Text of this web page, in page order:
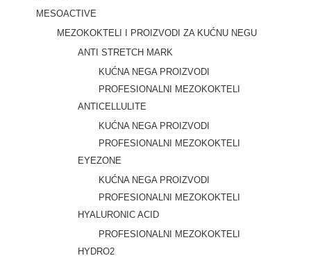
MESOACTIVE
MEZOKOKTELI I PROIZVODI ZA KUĆNU NEGU
ANTI STRETCH MARK
KUĆNA NEGA PROIZVODI
PROFESIONALNI MEZOKOKTELI
ANTICELLULITE
KUĆNA NEGA PROIZVODI
PROFESIONALNI MEZOKOKTELI
EYEZONE
KUĆNA NEGA PROIZVODI
PROFESIONALNI MEZOKOKTELI
HYALURONIC ACID
PROFESIONALNI MEZOKOKTELI
HYDRO2